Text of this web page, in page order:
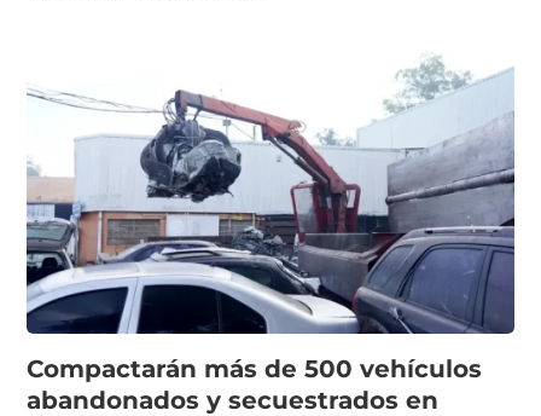
Compactarán más de 500 vehículos
abandonados y secuestrados en